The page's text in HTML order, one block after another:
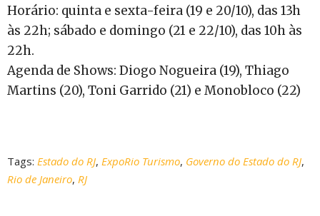
Horário: quinta e sexta-feira (19 e 20/10), das 13h
às 22h; sábado e domingo (21 e 22/10), das 10h às
22h.
Agenda de Shows: Diogo Nogueira (19), Thiago
Martins (20), Toni Garrido (21) e Monobloco (22)
Tags: Estado do RJ, ExpoRio Turismo, Governo do Estado do RJ,
Rio de Janeiro, RJ